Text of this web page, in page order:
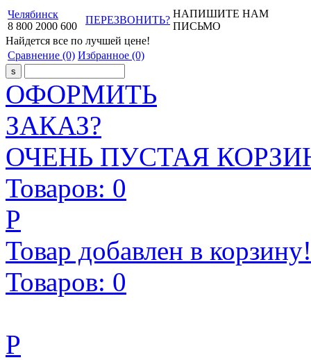
Челябинск
8 800 2000 600
ПЕРЕЗВОНИТЬ?
НАПИШИТЕ НАМ
ПИСЬМО
Найдется все по лучшей цене!
Сравнение (0) Избранное (0)
ОФОРМИТЬ
ЗАКАЗ?
ОЧЕНЬ ПУСТАЯ
Товаров: 0
Р
Товар добавлен в корзину!
Товаров: 0
Р